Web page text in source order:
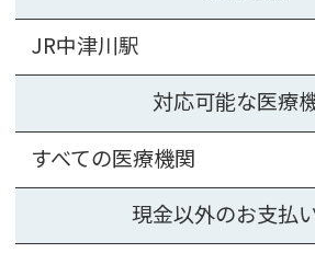
JR中津川駅
対応可能な医療
すべての医療機関
現金以外のお支払